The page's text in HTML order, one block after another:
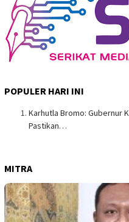
POPULER HARI INI
Karhutla Bromo: Gubernur
Pastikan…
MITRA